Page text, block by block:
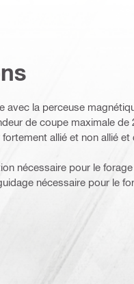
avec la perceuse
de coupe maximale de
allié et non allié
nécessaire pour le
nécessaire pour le